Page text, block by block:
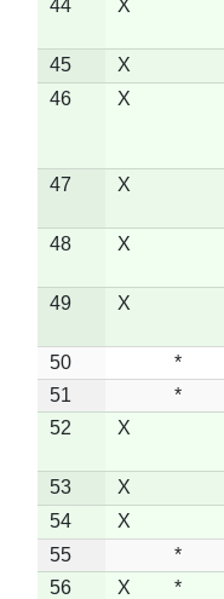
44 X
45 X
46
X
47 X
48 X
49 X
50 *
51
*
52
X
53 X
54
X
55
*
56
X *